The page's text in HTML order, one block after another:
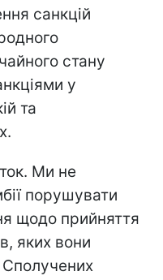
санкцій
стану
у
та
Ми не
порушувати
щодо прийняття
яких вони